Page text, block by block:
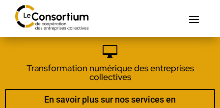

Transformation numérique des entreprises
collectives
En savoir plus sur nos services en